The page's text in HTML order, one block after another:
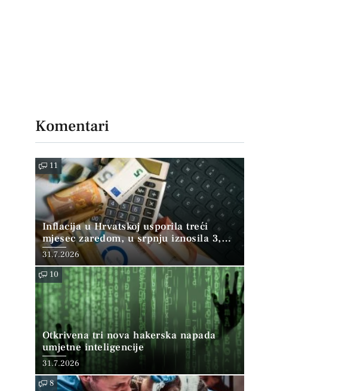
Komentari
11
Inflacija u Hrvatskoj usporila treći
mjesec zaredom, u srpnju iznosila 3,9
posto
31.7.2026
10
Otkrivena tri nova hakerska napada
umjetne inteligencije
31.7.2026
8